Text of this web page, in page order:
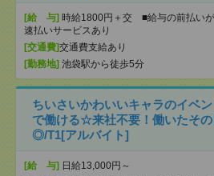
[給 与] 時給1800円＋交 ■給与の前払い
速払いサービスあり
[交通費]交通費支給あり
[勤務地] 池袋駅から徒歩5分
ちいさいかわいいキャラのイベ
で働ける☆来社不要！働いたそ
◎/T1[アルバイト]
[給 与] 日給13,000円～